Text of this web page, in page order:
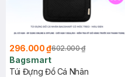
296.000 ₫602.000 ₫
Bagsmart
Túi Đựng Đồ Cá Nhân